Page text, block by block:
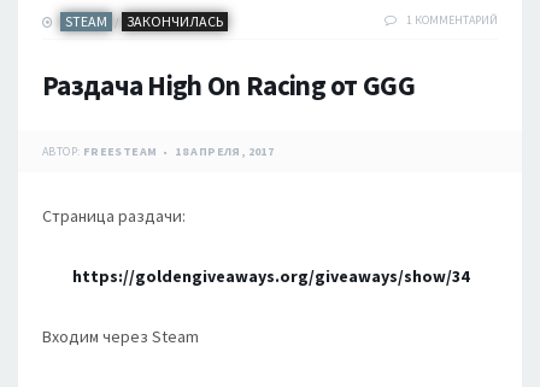
STEAM / ЗАКОНЧИЛАСЬ 1 КОММЕНТАРИЙ
Раздача High On Racing от GGG
АВТОР: FREESTEAM 18 АПРЕЛЯ, 2017
Страница раздачи:
https://goldengiveaways.org/giveaways/show/34
Входим через Steam